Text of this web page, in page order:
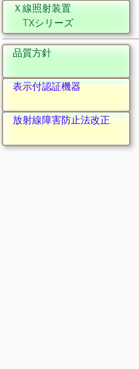
Ｘ線照射装置
TXシリーズ
品質方針
表示付認証機器
放射線障害防止法改正